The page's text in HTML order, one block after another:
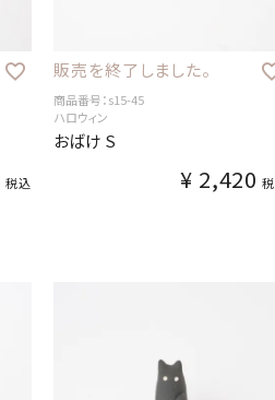
税込
販売を終了しました。
商品番号：s15-45
ハロウィン
おばけ S
¥ 2,420